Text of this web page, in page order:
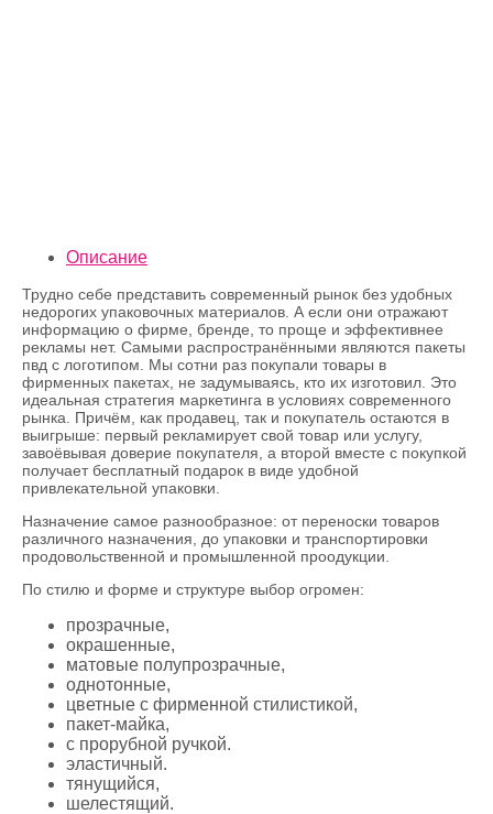
Описание
Трудно себе представить современный рынок без удобных
недорогих упаковочных материалов. А если они отражают
информацию о фирме, бренде, то проще и эффективнее
рекламы нет. Самыми распространёнными являются пакеты
пвд с логотипом. Мы сотни раз покупали товары в
фирменных пакетах, не задумываясь, кто их изготовил. Это
идеальная стратегия маркетинга в условиях современного
рынка. Причём, как продавец, так и покупатель остаются в
выигрыше: первый рекламирует свой товар или услугу,
завоёвывая доверие покупателя, а второй вместе с покупкой
получает бесплатный подарок в виде удобной
привлекательной упаковки.
Назначение самое разнообразное: от переноски товаров
различного назначения, до упаковки и транспортировки
продовольственной и промышленной проодукции.
По стилю и форме и структуре выбор огромен:
прозрачные,
окрашенные,
матовые полупрозрачные,
однотонные,
цветные с фирменной стилистикой,
пакет-майка,
с прорубной ручкой.
эластичный.
тянущийся,
шелестящий.